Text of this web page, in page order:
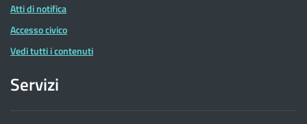
Atti di notifica
Accesso civico
Vedi tutti i contenuti
Servizi